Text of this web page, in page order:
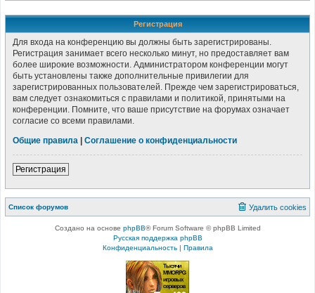
Регистрация
Для входа на конференцию вы должны быть зарегистрированы.
Регистрация занимает всего несколько минут, но предоставляет вам
более широкие возможности. Администратором конференции могут
быть установлены также дополнительные привилегии для
зарегистрированных пользователей. Прежде чем зарегистрироваться,
вам следует ознакомиться с правилами и политикой, принятыми на
конференции. Помните, что ваше присутствие на форумах означает
согласие со всеми правилами.
Общие правила
Соглашение о конфиденциальности
Регистрация
Список форумов Удалить cookies
Создано на основе phpBB® Forum Software © phpBB Limited
Русская поддержка phpBB
Конфиденциальность| Правила